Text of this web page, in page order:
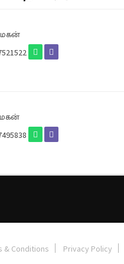
மகன்
மகன்
& Conditions Privacy Policy